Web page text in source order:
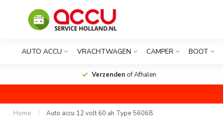
AUTO ACCU VRACHTWAGEN CAMPER BOOT
Verzenden of Afhalen
Home / Auto accu 12 volt 60 ah Type 56068